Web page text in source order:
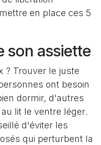
en place ces 5
son assiette
? Trouver le juste
ont besoin
dormir, d'autres
lit le ventre léger.
d'éviter les
qui perturbent la